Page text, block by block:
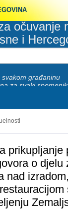
očuvanje
i
građaninu
za svaki spomenik
prikupljanje
o djelu
nad izradom,